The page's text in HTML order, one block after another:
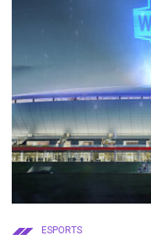
ESPORTS